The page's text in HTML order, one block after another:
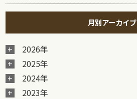
月別アーカイブ
2026年
2025年
2024年
2023年